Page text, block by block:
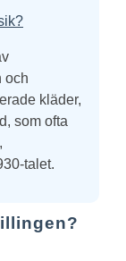
och
kläder,
som ofta
talet.